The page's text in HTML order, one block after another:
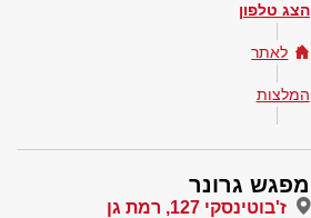
הצג טלפון
לאתר
המלצות
מפגש גרונר
ז'בוטינסקי 127, רמת גן